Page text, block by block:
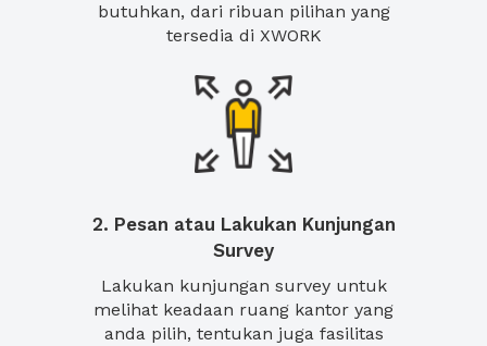
butuhkan, dari ribuan pilihan yang
tersedia di XWORK
2. Pesan atau Lakukan Kunjungan
Survey
Lakukan kunjungan survey untuk
melihat keadaan ruang kantor yang
anda pilih, tentukan juga fasilitas